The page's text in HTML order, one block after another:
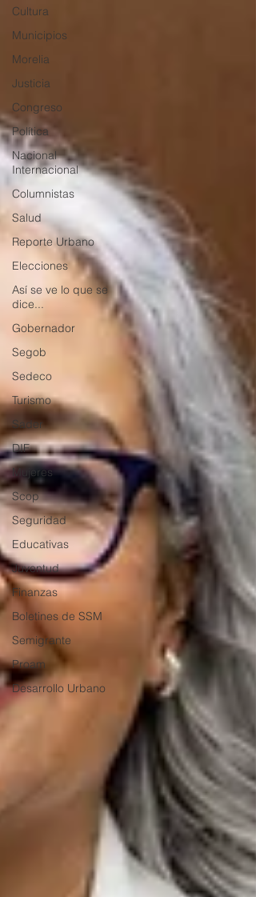
Cultura
Municipios
Morelia
Justicia
Congreso
Política
Nacional
Internacional
Columnistas
Salud
Reporte Urbano
Elecciones
Así se ve lo que se
dice...
Gobernador
Segob
Sedeco
Turismo
Sader
DIF
Mujeres
Scop
Seguridad
Educativas
Juventud
Finanzas
Boletines de SSM
Semigrante
Proam
Desarrollo Urbano